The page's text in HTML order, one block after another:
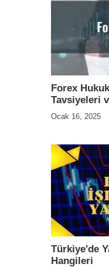
Forex
Tavsiyeleri
Ocak 16, 2025
Türkiye'de
Hangileri